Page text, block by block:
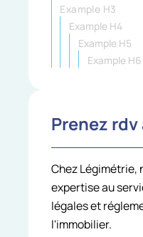
Example H3
Example H4
Example H5
Example H6
Prenez
Chez Légimétrie,
expertise au
légales et
l'immobilier.